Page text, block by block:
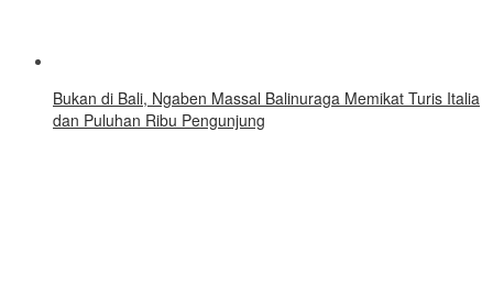
Bukan di Bali, Ngaben Massal Balinuraga Memikat Turis Italia
dan Puluhan Ribu Pengunjung